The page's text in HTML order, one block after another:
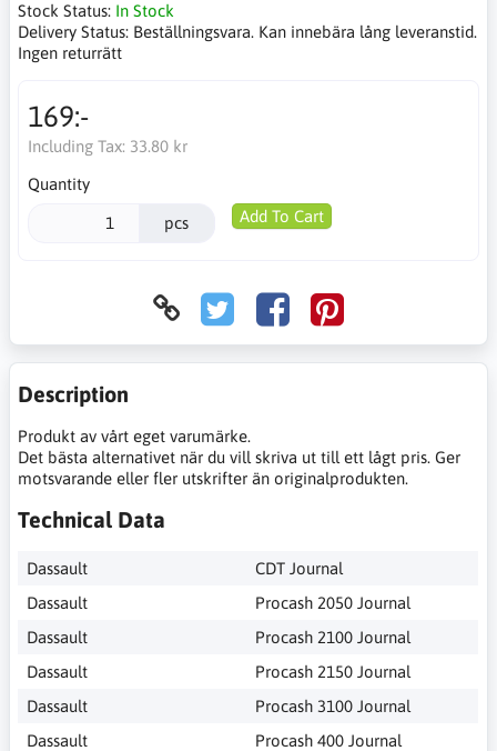
Stock Status: In Stock
Delivery Status: Beställningsvara. Kan innebära lång leveranstid.
Ingen returrätt
169:-
Including Tax: 33.80 kr
Quantity
pcs Add To Cart
Description
Produkt av vårt eget varumärke.
Det bästa alternativet när du vill skriva ut till ett lågt pris. Ger
motsvarande eller fler utskrifter än originalprodukten.
Technical Data
Dassault
CDT Journal
Dassault
Procash 2050 Journal
Dassault
Procash 2100 Journal
Dassault
Procash 2150 Journal
Dassault
Procash 3100 Journal
Dassault
Procash 400 Journal